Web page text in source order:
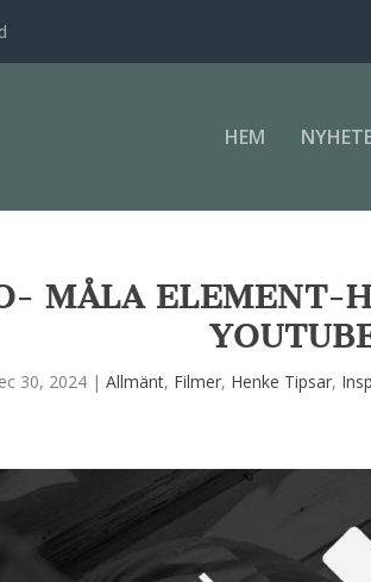
HEM
MÅLA ELEMENT-
30, 2024 |Allmänt, Filmer, Henke Tipsar,